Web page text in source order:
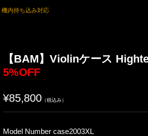
機内持ち込み対応
【BAM】Violinケース
5%OFF
¥85,800（税込み）
Model Number case2003XL